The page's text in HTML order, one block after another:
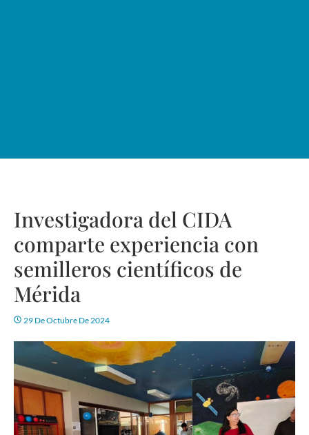
Investigadora del CIDA
comparte experiencia con
semilleros científicos de
Mérida
29 De Octubre De 2024